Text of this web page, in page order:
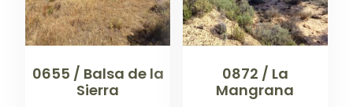
0655 / Balsa de la
Sierra
0872 / La
Mangrana